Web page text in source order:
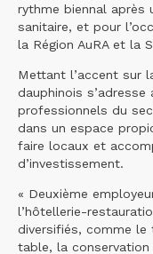
rythme biennal après
sanitaire, et pour
la Région AuRA et la
Mettant l’accent sur
dauphinois
professionnels du
dans un espace
faire locaux et
d’investissement.
« Deuxième
l’hôtellerie-
diversifiés, comme le
table, la